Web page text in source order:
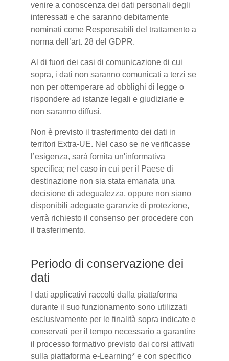
venire a conoscenza dei dati personali degli
interessati e che saranno debitamente
nominati come Responsabili del trattamento a
norma dell’art. 28 del GDPR.
Al di fuori dei casi di comunicazione di cui
sopra, i dati non saranno comunicati a terzi se
non per ottemperare ad obblighi di legge o
rispondere ad istanze legali e giudiziarie e
non saranno diffusi.
Non è previsto il trasferimento dei dati in
territori Extra-UE. Nel caso se ne verificasse
l’esigenza, sarà fornita un'informativa
specifica; nel caso in cui per il Paese di
destinazione non sia stata emanata una
decisione di adeguatezza, oppure non siano
disponibili adeguate garanzie di protezione,
verrà richiesto il consenso per procedere con
il trasferimento.
Periodo di conservazione dei
dati
I dati applicativi raccolti dalla piattaforma
durante il suo funzionamento sono utilizzati
esclusivamente per le finalità sopra indicate e
conservati per il tempo necessario a garantire
il processo formativo previsto dai corsi attivati
sulla piattaforma e-Learning* e con specifico